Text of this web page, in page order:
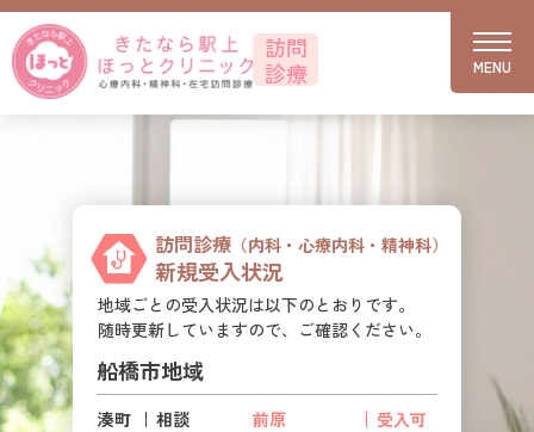
訪問
診療
MENU
訪問診療 （内科・心療内科・精神科）
新規受入状況
地域ごとの受入状況は以下のとおりです。
随時更新していますので、ご確認ください。
船橋市地域
湊町
相談
前原
受入可